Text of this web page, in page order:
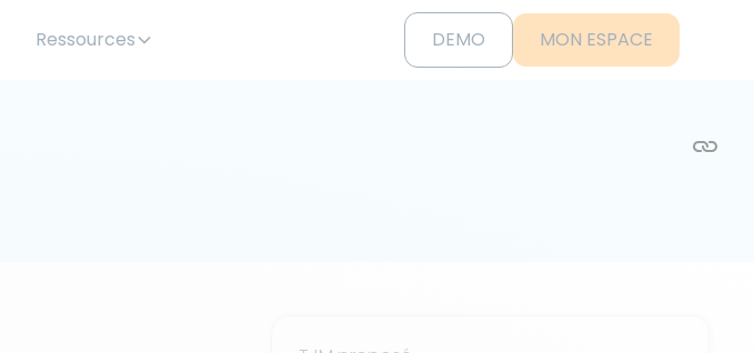
Ressources DEMO MON ESPACE